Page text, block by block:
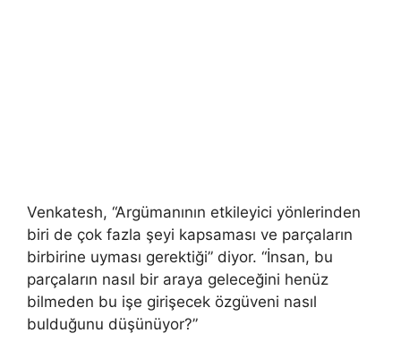
Venkatesh, “Argümanının etkileyici yönlerinden
biri de çok fazla şeyi kapsaması ve parçaların
birbirine uyması gerektiği” diyor. “İnsan, bu
parçaların nasıl bir araya geleceğini henüz
bilmeden bu işe girişecek özgüveni nasıl
bulduğunu düşünüyor?”